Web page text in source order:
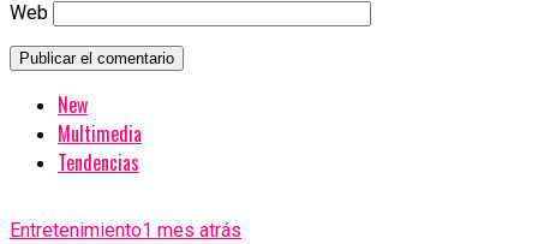
Web
New
Multimedia
Tendencias
Entretenimiento1 mes atrás